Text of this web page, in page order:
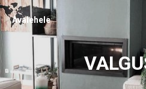
Avalehele